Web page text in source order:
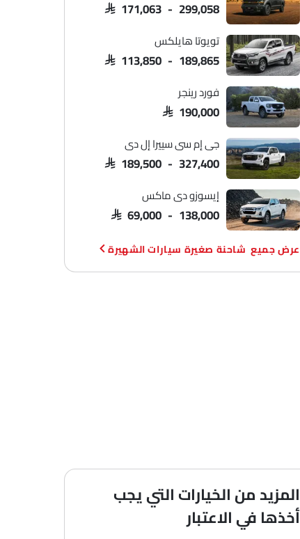
سوبر ديوتي شاسيه كاب 6.7L F-350 XLT Regular Cab
SAR 171,063 - 299,058
تويوتا هايلكس
SAR 113,850 - 189,865
فورد رينجر
SAR 190,000
جي إم سي سييرا إل دي
SAR 189,500 - 327,400
إيسوزو دي ماكس
SAR 69,000 - 138,000
شاحنة صغيرة سيارات الشهيرة
المزيد من الخيارات التي يجب
أخذها في الاعتبار